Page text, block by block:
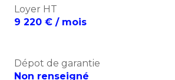
Loyer HT
9 220 € / mois
Dépot de garantie
Non renseigné